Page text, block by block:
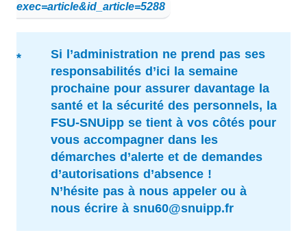
exec=article&id_article=5288
Si l’administration ne prend pas ses
responsabilités d’ici la semaine
prochaine pour assurer davantage la
santé et la sécurité des personnels, la
FSU-SNUipp se tient à vos côtés pour
vous accompagner dans les
démarches d’alerte et de demandes
d’autorisations d’absence !
N’hésite pas à nous appeler ou à
nous écrire à snu60@snuipp.fr